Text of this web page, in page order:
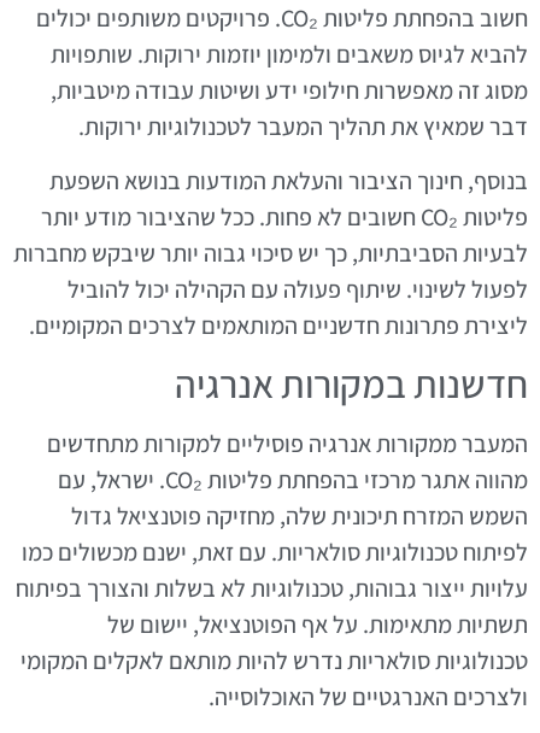
חשוב בהפחתת פליטות CO₂. פרויקטים משותפים יכולים
להביא לגיוס משאבים ולמימון יוזמות ירוקות. שותפויות
מסוג זה מאפשרות חילופי ידע ושיטות עבודה מיטביות,
דבר שמאיץ את תהליך המעבר לטכנולוגיות ירוקות.
בנוסף, חינוך הציבור והעלאת המודעות בנושא השפעת
פליטות CO₂ חשובים לא פחות. ככל שהציבור מודע יותר
לבעיות הסביבתיות, כך יש סיכוי גבוה יותר שיבקש מחברות
לפעול לשינוי. שיתוף פעולה עם הקהילה יכול להוביל
ליצירת פתרונות חדשניים המותאמים לצרכים המקומיים.
חדשנות במקורות אנרגיה
המעבר ממקורות אנרגיה פוסיליים למקורות מתחדשים
מהווה אתגר מרכזי בהפחתת פליטות CO₂. ישראל, עם
השמש המזרח תיכונית שלה, מחזיקה פוטנציאל גדול
לפיתוח טכנולוגיות סולאריות. עם זאת, ישנם מכשולים כמו
עלויות ייצור גבוהות, טכנולוגיות לא בשלות והצורך בפיתוח
תשתיות מתאימות. על אף הפוטנציאל, יישום של
טכנולוגיות סולאריות נדרש להיות מותאם לאקלים המקומי
ולצרכים האנרגטיים של האוכלוסייה.